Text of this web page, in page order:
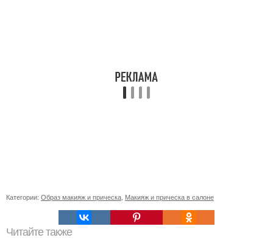
Категории: Образ макияж и прическа Макияж и прическа в салоне
Читайте также